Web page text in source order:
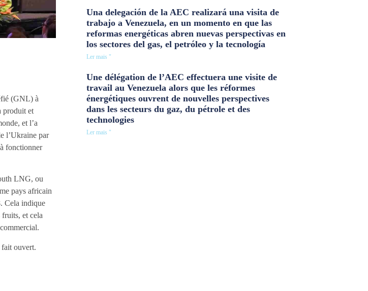
(GNL) à
produit et
et l’a
l’Ukraine par
fonctionner
LNG, ou
pays africain
Cela indique
et cela
fait ouvert.
Una delegación de la AEC realizará una visita de
trabajo a Venezuela, en un momento en que las
reformas energéticas abren nuevas perspectivas en
los sectores del gas, el petróleo y la tecnología
Ler mais "
Une délégation de l’AEC effectuera une visite de
travail au Venezuela alors que les réformes
énergétiques ouvrent de nouvelles perspectives
dans les secteurs du gaz, du pétrole et des
technologies
Ler mais "